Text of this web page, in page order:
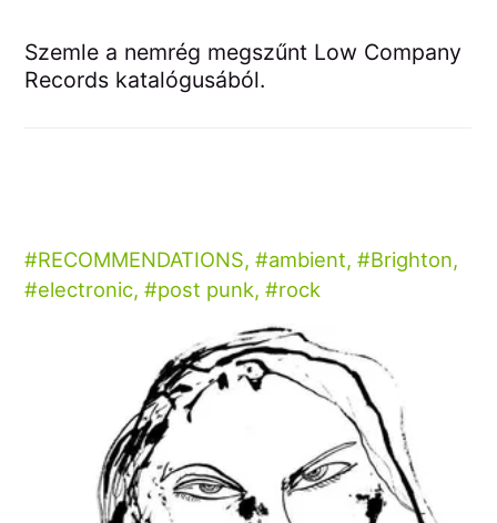
Szemle a nemrég megszűnt Low Company
Records katalógusából.
RECOMMENDATIONS, ambient, Brighton,
electronic, post punk, rock